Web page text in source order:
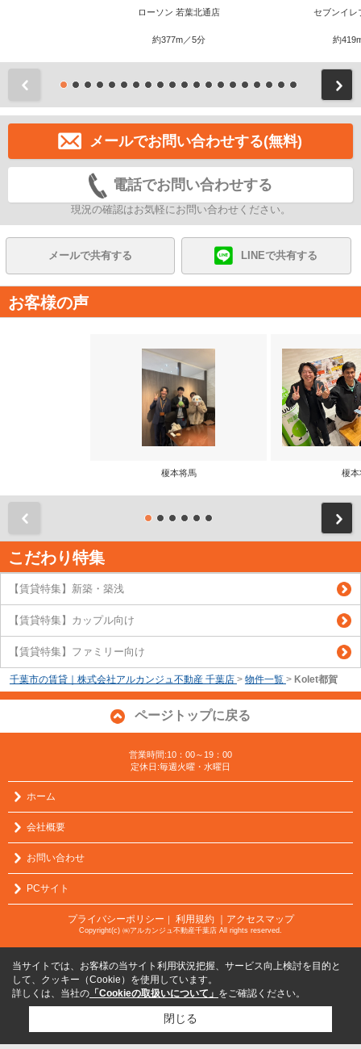
ローソン 若葉北通店
約377m／5分
セブンイレ
約
メールでお問い合わせする(無料)
電話でお問い合わせする
現況の確認はお気軽にお問い合わせください。
メールで共有する LINEで共有する
お客様の声
榎本将馬 榎本
こだわり特集
【賃貸特集】新築・築浅
【賃貸特集】カップル向け
【賃貸特集】ファミリー向け
千葉市の賃貸｜株式会社アルカンジュ不動産 千葉店 > 物件一覧 > Kolet都賀
ページトップに戻る
営業時間:10：00～19：00
定休日:毎週火曜・水曜日
ホーム
会社概要
お問い合わせ
PCサイト
プライバシーポリシー 利用規約 ｜アクセスマップ
Copyright(c) ㈱アルカンジュ不動産千葉店 All rights reserved.
当サイトでは、お客様の当サイト利用状況把握、サービス向上検討を目的と
して、クッキー（Cookie）を使用しています。
詳しくは、当社の 「Cookieの取扱いについて」 をご確認ください。
閉じる